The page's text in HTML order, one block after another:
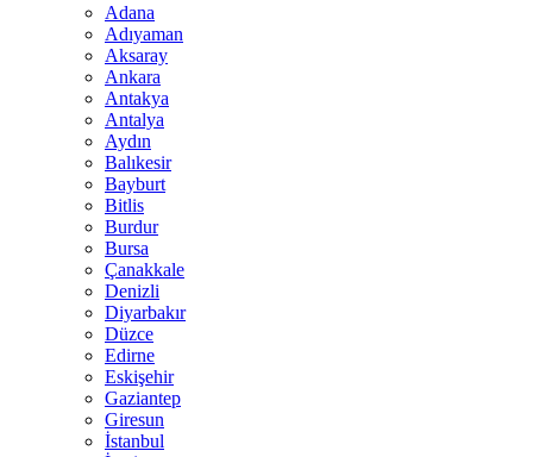
Adana
Adıyaman
Aksaray
Ankara
Antakya
Antalya
Aydın
Balıkesir
Bayburt
Bitlis
Burdur
Bursa
Çanakkale
Denizli
Diyarbakır
Düzce
Edirne
Eskişehir
Gaziantep
Giresun
İstanbul